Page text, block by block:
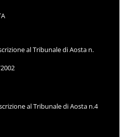
al Tribunale di Aosta n.
al Tribunale di Aosta n.4